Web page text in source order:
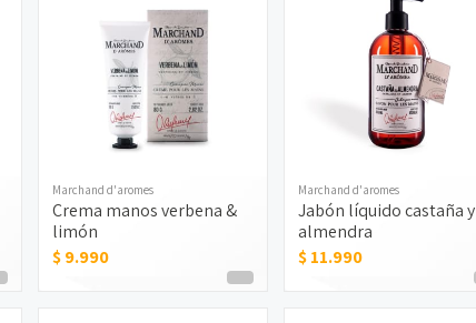
Marchand d'aromes
Crema manos verbena &
limón
$ 9.990
Marchand d'aromes
Jabón líquido castaña y
almendra
$ 11.990